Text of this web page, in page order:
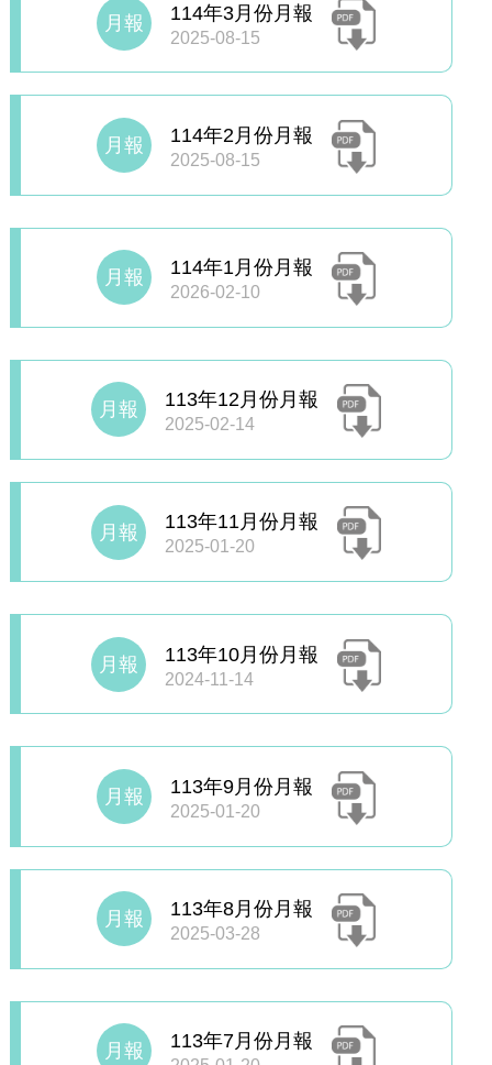
月報 114年3月份月報
2025-08-15
月報 114年2月份月報
2025-08-15
月報 114年1月份月報
2026-02-10
月報 113年12月份月報
2025-02-14
月報 113年11月份月報
2025-01-20
月報 113年10月份月報
2024-11-14
月報 113年9月份月報
2025-01-20
月報 113年8月份月報
2025-03-28
月報 113年7月份月報